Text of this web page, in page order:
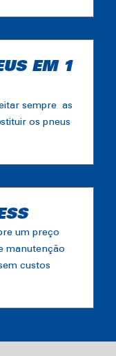
EM 1
sempre as
os pneus
um preço
manutenção
custos